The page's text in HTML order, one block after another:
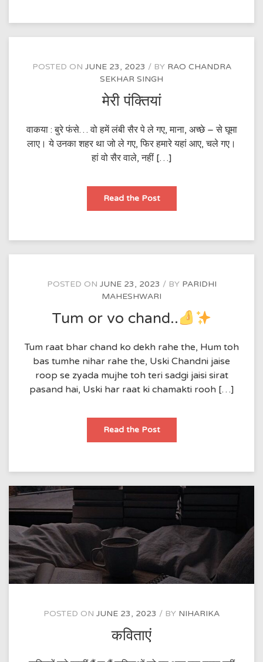
POSTED ON JUNE 23, 2023 BY RAO CHANDRA
SEKHAR SINGH
मेरी पंक्तियां
वाकया : बुरे फंसे… वो हमें लंबी सैर पे ले गए, माना, अच्छे – से घूमा
लाए। ये उनका शहर था जो ले गए, फिर हमारे यहां आए, चले गए।
हां वो सैर वाले, नहीं […]
Read the Postमेरी
POSTED ON JUNE 23, 2023 BY PARIDHI
MAHESHWARI
Tum or vo chand..
Tum raat bhar chand ko dekh rahe the, Hum toh
bas tumhe nihar rahe the, Uski Chandni jaise
roop se zyada mujhe toh teri sadgi jaisi sirat
pasand hai, Uski har raat ki chamakti rooh […]
Read the PostTum
vo
POSTED ON JUNE 23, 2023 BY NIHARIKA
कविताएं